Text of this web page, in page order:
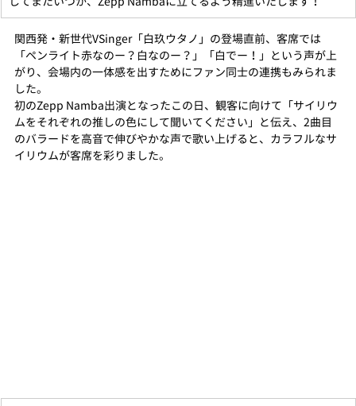
関西発・新世代VSinger「白玖ウタノ」の登場直前、客席では
「ペンライト赤なのー？白なのー？」「白でー！」という声が上
がり、会場内の一体感を出すためにファン同士の連携もみられま
した。
初のZepp Namba出演となったこの日、観客に向けて「サイリウ
ムをそれぞれの推しの色にして聞いてください」と伝え、2曲目
のバラードを高音で伸びやかな声で歌い上げると、カラフルなサ
イリウムが客席を彩りました。